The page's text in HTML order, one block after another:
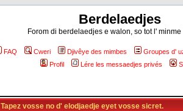
Berdelaedjes
Forom di berdelaedjes e walon, so tot l' minme
FAQ Cweri Djivêye des mimbes Groupes d'
Profil
Lére les messaedjes privés
Tapez vosse no d' elodjaedje eyet vosse sicret.